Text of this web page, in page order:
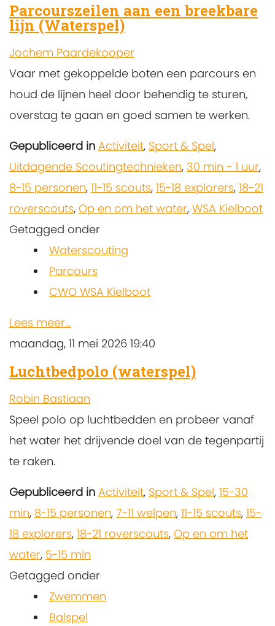
Parcourszeilen aan een breekbare
lijn (Waterspel)
Jochem Paardekooper
Vaar met gekoppelde boten een parcours en
houd de lijnen heel door behendig te sturen,
overstag te gaan en goed samen te werken.
Gepubliceerd in Activiteit, Sport & Spel,
Uitdagende Scoutingtechnieken, 30 min - 1 uur,
8-15 personen, 11-15 scouts, 15-18 explorers, 18-21
roverscouts, Op en om het water, WSA Kielboot
Getagged onder
Waterscouting
Parcours
CWO WSA Kielboot
Lees meer...
maandag, 11 mei 2026 19:40
Luchtbedpolo (waterspel)
Robin Bastiaan
Speel polo op luchtbedden en probeer vanaf
het water het drijvende doel van de tegenpartij
te raken.
Gepubliceerd in Activiteit, Sport & Spel, 15-30
min, 8-15 personen, 7-11 welpen, 11-15 scouts, 15-
18 explorers, 18-21 roverscouts, Op en om het
water, 5-15 min
Getagged onder
Zwemmen
Balspel